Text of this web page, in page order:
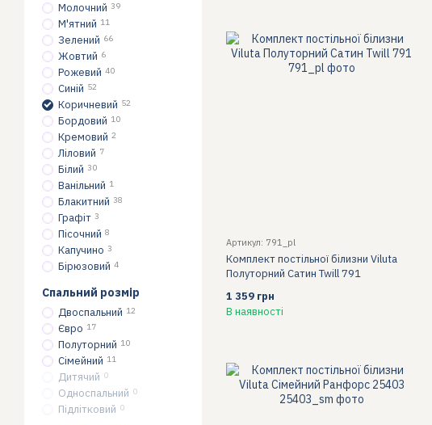
Артикул: 791_pl
Комплект постільної білизни Viluta
Полуторний Сатин Twill 791
1 359 грн
В наявності
Молочний 39
М'ятний 11
Зелений 66
Жовтий 6
Рожевий 40
Синій 52
Коричневий 52
Бордовий 10
Кремовий 2
Ліловий 7
Білий 30
Ванільний 1
Блакитний 38
Графіт 3
Пісочний 8
Капучино 3
Бірюзовий 4
Спальний розмір
Двоспальний 12
Євро 17
Полуторний 10
Сімейний 11
Дитячий 0
Односпальний 0
Підлітковий 0